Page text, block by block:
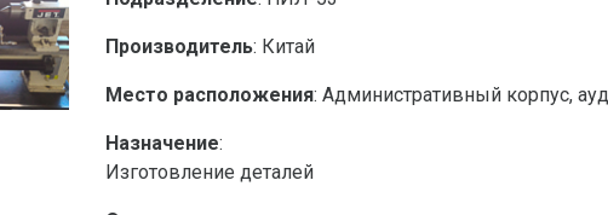
Производитель: Китай
Место расположения: Административный корпус,
Назначение:
Изготовление деталей